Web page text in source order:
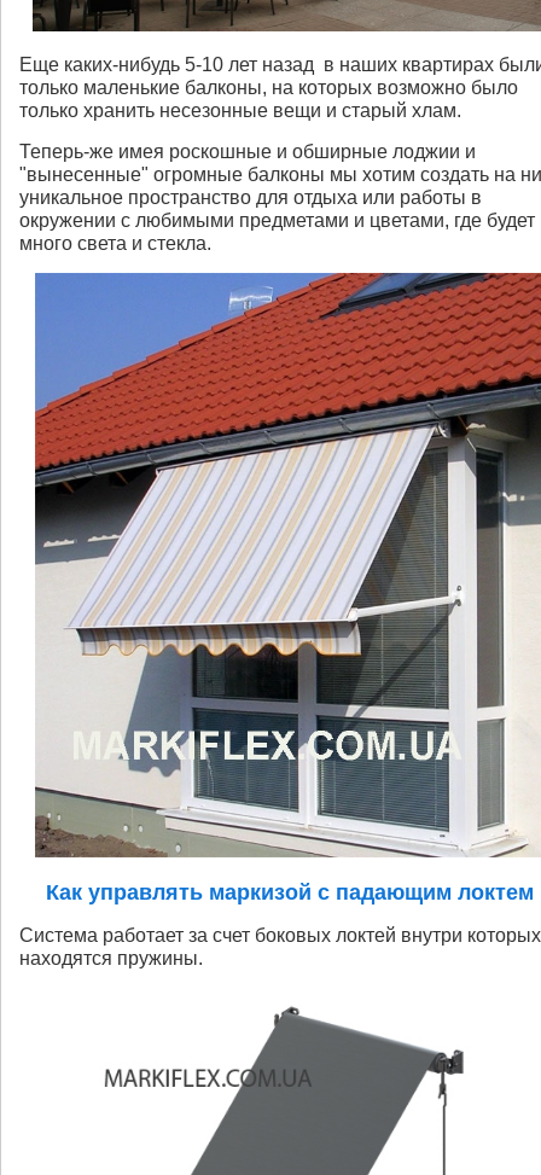
Еще каких-нибудь 5-10 лет назад в наших квартирах
только маленькие балконы, на которых возможно было
только хранить несезонные вещи и старый хлам.
Теперь-же имея роскошные и обширные лоджии и
"вынесенные" огромные балконы мы хотим создать на
уникальное пространство для отдыха или работы в
окружении с любимыми предметами и цветами, где будет
много света и стекла.
Как управлять маркизой с падающим локтем
Система работает за счет боковых локтей внутри которых
находятся пружины.